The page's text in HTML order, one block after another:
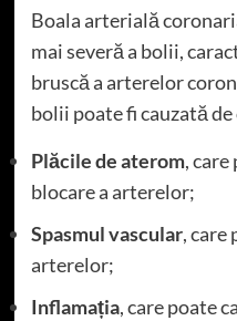
Boala arterială
mai severă a bolii,
bruscă a arterelor
bolii poate fi cauzată
Plăcile de aterom, care
blocare a arterelor;
Spasmul vascular, care
arterelor;
Inflamația, care poate